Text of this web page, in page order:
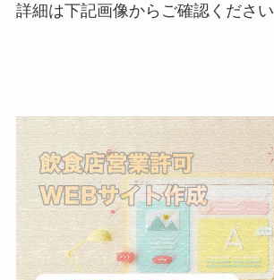
詳細は下記画像からご確認ください